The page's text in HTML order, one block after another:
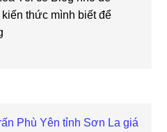
thức mình biết để
Phù Yên tỉnh Sơn La giá